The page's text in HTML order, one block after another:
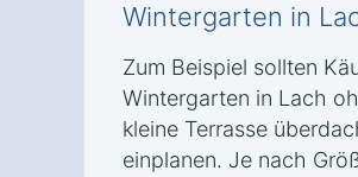
Wintergarten in
Zum Beispiel sollten
Wintergarten in Lach
kleine Terrasse
einplanen. Je nach